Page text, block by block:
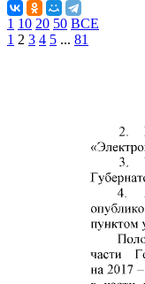
1 10 20 50 ВСЕ
1 2 3 4 5 ... 81